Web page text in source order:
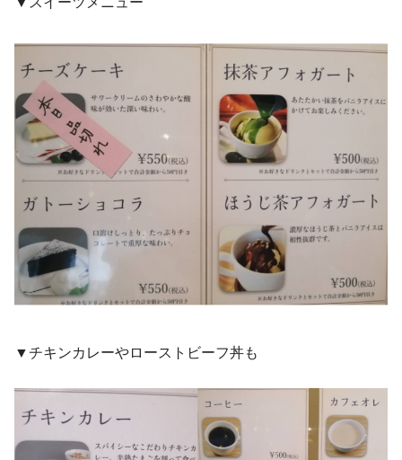
▼チキンカレーやローストビーフ丼も